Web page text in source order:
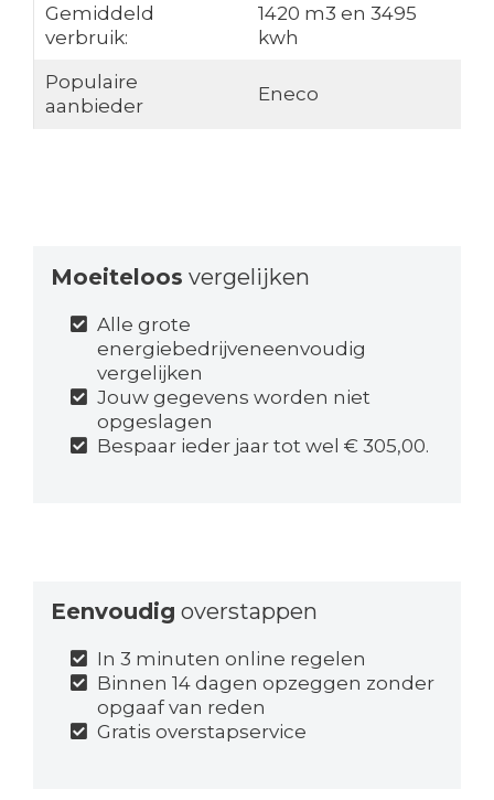
Gemiddeld
verbruik:
1420 m3 en 3495
kwh
Populaire
aanbieder
Eneco
Moeiteloos vergelijken
Alle grote
energiebedrijveneenvoudig
vergelijken
Jouw gegevens worden niet
opgeslagen
Bespaar ieder jaar tot wel € 305,00.
Eenvoudig overstappen
In 3 minuten online regelen
Binnen 14 dagen opzeggen zonder
opgaaf van reden
Gratis overstapservice